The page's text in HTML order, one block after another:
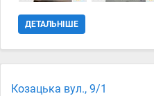
покупця.
ДЕТАЛЬНІШЕ
Козацька вул., 9/1